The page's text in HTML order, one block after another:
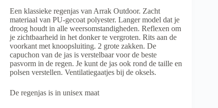
Een klassieke regenjas van Arrak Outdoor. Zacht
materiaal van PU-gecoat polyester. Langer model dat je
droog houdt in alle weersomstandigheden. Reflexen om
je zichtbaarheid in het donker te vergroten. Rits aan de
voorkant met knoopsluiting. 2 grote zakken. De
capuchon van de jas is verstelbaar voor de beste
pasvorm in de regen. Je kunt de jas ook rond de taille en
polsen verstellen. Ventilatiegaatjes bij de oksels.
De regenjas is in unisex maat